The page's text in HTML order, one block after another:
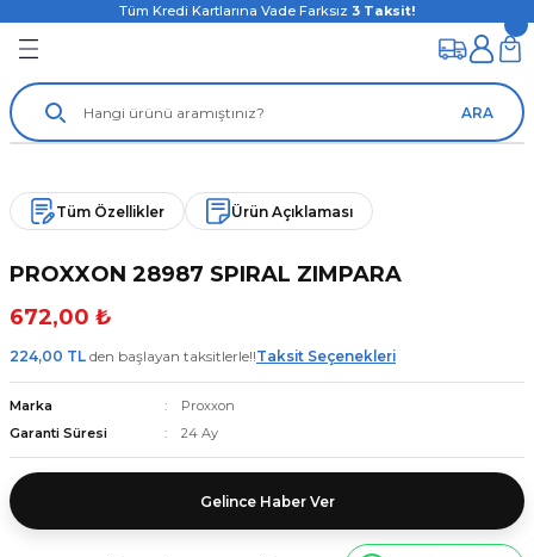
Tüm Kredi Kartlarına Vade Farksız 3 Taksit!
ARA
Tüm Özellikler Ürün Açıklaması
PROXXON 28987 SPIRAL ZIMPARA
672,00 ₺
224,00 TL den başlayan taksitlerle!!Taksit Seçenekleri
Marka
Proxxon
Garanti Süresi
24 Ay
Gelince Haber Ver